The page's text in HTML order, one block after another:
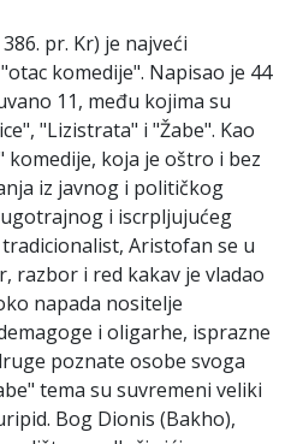
pr. Kr) je najveći
komedije". Napisao je 44
11, među kojima su
"Lizistrata" i "Žabe". Kao
koja je oštro i bez
iz javnog i političkog
i iscrpljujućeg
Aristofan se u
razbor i red kakav je vladao
napada nositelje
i oligarhe, isprazne
poznate osobe svoga
tema su suvremeni veliki
Bog Dionis (Bakho),